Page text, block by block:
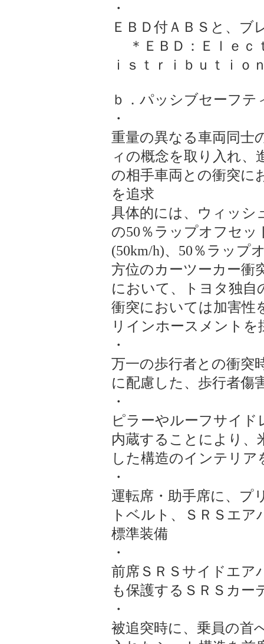
・
ＥＢＤ付ＡＢＳと、ブ
＊ＥＢＤ：Ｅｌｅ
ｉｓｔｒｉｂｕｔｉｏ
ｂ．パッシブセーフテ
・
重量の異なる車両同士
ィの概念を取り入れ、
の相手車両との衝突に
を追求
具体的には、ウィッシ
の50％ラップオフセッ
(50km/h)、50％ラップ
方位のカーツーカー衝
において、トヨタ独自
衝突においては加害性
リインホースメントを
・
万一の歩行者との衝突
に配慮した、歩行者傷
・
ピラーやルーフサイ
内蔵することにより、
した構造のインテリア
・
運転席・助手席に、プ
トベルト、ＳＲＳエ
標準装備
・
前席ＳＲＳサイドエア
も保護するＳＲＳカ
・
被追突時に、乗員の首